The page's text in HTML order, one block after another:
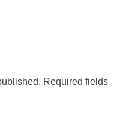
Required fields